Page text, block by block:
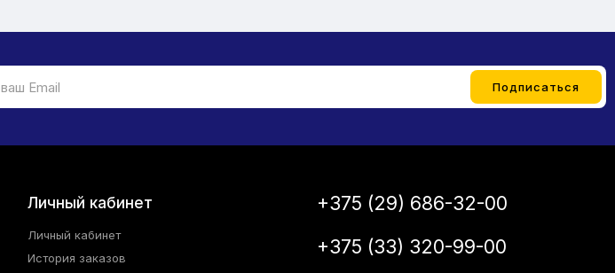
Личный кабинет
Личный кабинет
История заказов
+375 (29) 686-32-00
+375 (33) 320-99-00